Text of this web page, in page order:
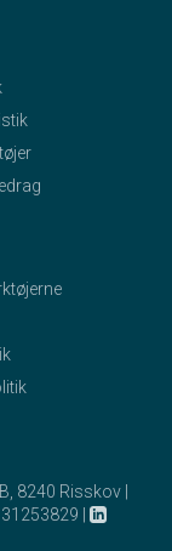
8240 Risskov |
31253829